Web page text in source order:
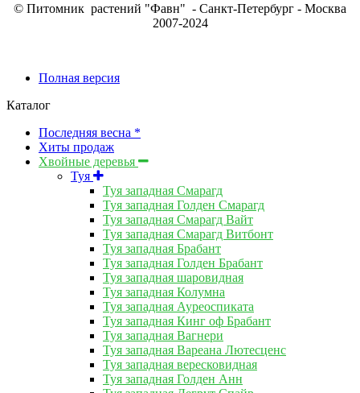
© Питомник растений "Фавн" - Санкт-Петербург - Москва
2007-2024
Полная версия
Каталог
Последняя весна *
Хиты продаж
Хвойные деревья
Туя
Туя западная Смарагд
Туя западная Голден Смарагд
Туя западная Смарагд Вайт
Туя западная Смарагд Витбонт
Туя западная Брабант
Туя западная Голден Брабант
Туя западная шаровидная
Туя западная Колумна
Туя западная Ауреоспиката
Туя западная Кинг оф Брабант
Туя западная Вагнери
Туя западная Вареана Лютесценс
Туя западная вересковидная
Туя западная Голден Анн